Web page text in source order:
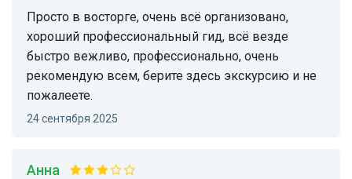
Просто в восторге, очень всё организовано,
хороший профессиональный гид, всё везде
быстро вежливо, профессионально, очень
рекомендую всем, берите здесь экскурсию и не
пожалеете.
24 сентября 2025
Анна